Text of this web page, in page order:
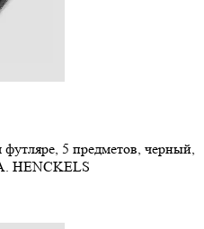
5 предметов, черный,
HENCKELS